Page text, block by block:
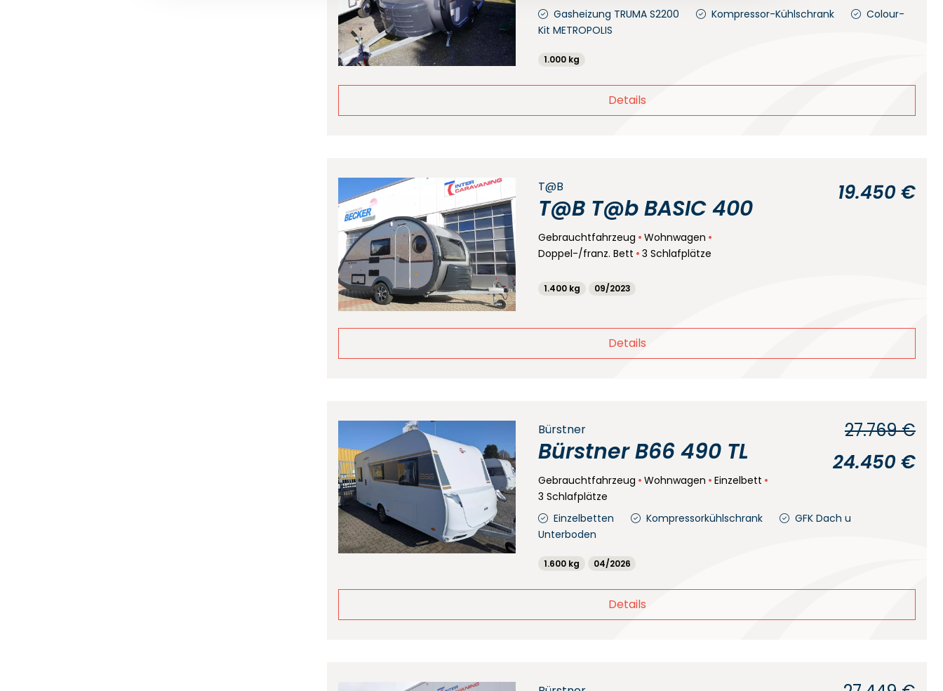
Gasheizung TRUMA S2200 Kompressor-Kühlschrank
Colour-
Kit METROPOLIS
1.000 kg
Details
T@B
T@B T@b BASIC 400
Gebrauchtfahrzeug
Wohnwagen
Doppel-/franz. Bett
3 Schlafplätze
19.450 €
1.400 kg 09/2023
Details
Bürstner
Bürstner B66 490 TL
Gebrauchtfahrzeug Wohnwagen
Einzelbett
3 Schlafplätze
24.450 €
27.769 €
Einzelbetten Kompressorkühlschrank
GFK Dach u
Unterboden
1.600 kg 04/2026
Details